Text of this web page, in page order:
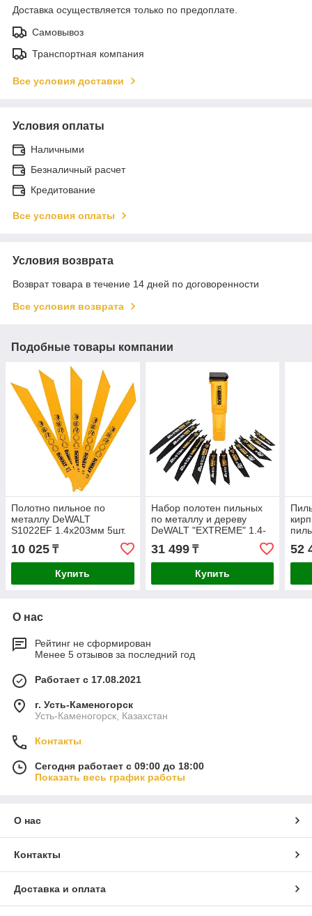
Доставка осуществляется только по предоплате.
Самовывоз
Транспортная компания
Все условия доставки
Условия оплаты
Наличными
Безналичный расчет
Кредитование
Все условия оплаты
Условия возврата
Возврат товара в течение 14 дней по договоренности
Все условия возврата
Подобные товары компании
Полотно пильное по
металлу DeWALT
S1022EF 1.4х203мм 5шт.
DT2354-QZ
10 025 ₸
Купить
Набор полотен пильных
по металлу и дереву
DeWALT "EXTREME" 1.4-
4.2х100-228мм 12шт.
DT2441L-QZ
31 499₸
Купить
52
О нас
Рейтинг не сформирован
Менее 5 отзывов за последний год
Работает с 17.08.2021
г. Усть-Каменогорск
Усть-Каменогорск, Казахстан
Контакты
Сегодня работает с 09:00 до 18:00
Показать весь график работы
О нас
Контакты
Доставка и оплата